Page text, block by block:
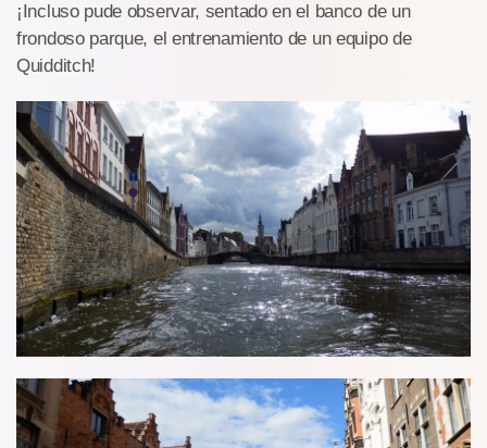
¡Incluso pude observar, sentado en el banco de un
frondoso parque, el entrenamiento de un equipo de
Quidditch!